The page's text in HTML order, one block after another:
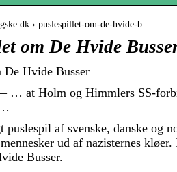
› puslespillet-om-de-hvide-b…
om De Hvide
De Hvide Busser
… at Holm og Himmlers SS-
af svenske, danske og
ud af nazisternes
Busser.